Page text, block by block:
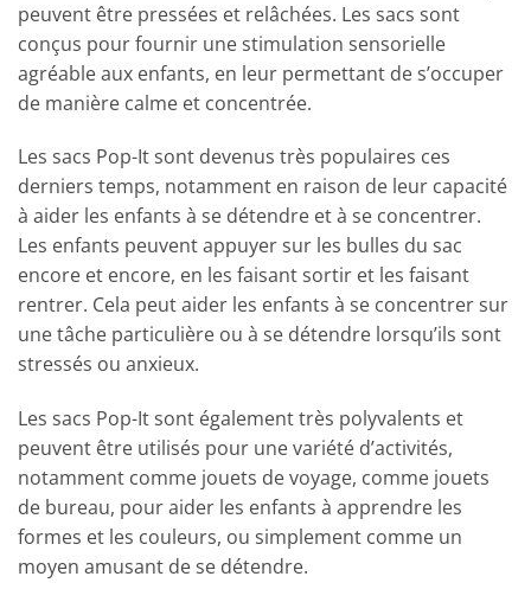
peuvent être pressées et relâchées. Les sacs sont
conçus pour fournir une stimulation sensorielle
agréable aux enfants, en leur permettant de s’occuper
de manière calme et concentrée.
Les sacs Pop-It sont devenus très populaires ces
derniers temps, notamment en raison de leur capacité
à aider les enfants à se détendre et à se concentrer.
Les enfants peuvent appuyer sur les bulles du sac
encore et encore, en les faisant sortir et les faisant
rentrer. Cela peut aider les enfants à se concentrer sur
une tâche particulière ou à se détendre lorsqu’ils sont
stressés ou anxieux.
Les sacs Pop-It sont également très polyvalents et
peuvent être utilisés pour une variété d’activités,
notamment comme jouets de voyage, comme jouets
de bureau, pour aider les enfants à apprendre les
formes et les couleurs, ou simplement comme un
moyen amusant de se détendre.